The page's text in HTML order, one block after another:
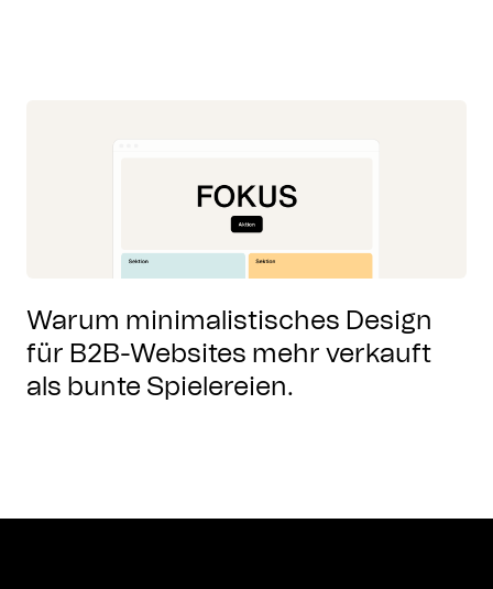
Warum minimalistisches Design
für B2B-Websites mehr verkauft
als bunte Spielereien.